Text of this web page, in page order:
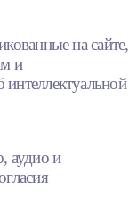
на сайте,
и
аудио и